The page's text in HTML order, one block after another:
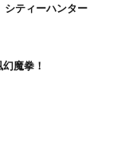
シティーハンター
魔拳！